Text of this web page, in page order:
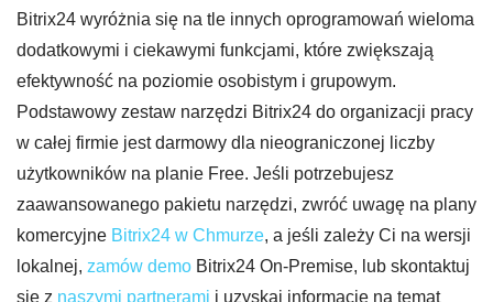
Bitrix24 wyróżnia się na tle innych oprogramowań wieloma
dodatkowymi i ciekawymi funkcjami, które zwiększają
efektywność na poziomie osobistym i grupowym.
Podstawowy zestaw narzędzi Bitrix24 do organizacji pracy
w całej firmie jest darmowy dla nieograniczonej liczby
użytkowników na planie Free. Jeśli potrzebujesz
zaawansowanego pakietu narzędzi, zwróć uwagę na plany
komercyjne Bitrix24 w Chmurze, a jeśli zależy Ci na wersji
lokalnej, zamów demo Bitrix24 On-Premise, lub skontaktuj
się z naszymi partnerami i uzyskaj informacje na temat